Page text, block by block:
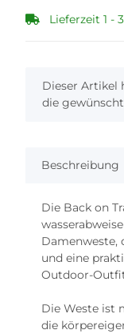
Lieferzeit 1 -
x
Dieser Artikel
die
Beschreibung
Die Back on
Damenweste,
und eine
Outdoor-
Die Weste ist
die